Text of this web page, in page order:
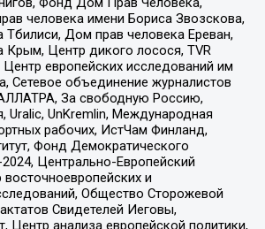
человека имени Бориса Звозскова,
Дом прав человека Ереван,
Крым, Центр дикого лосося, TVR
европейских исследований им
Сетевое объединение журналистов
За свободную Россию,
Uralic, UnKremlin, Международная
рабочих, ИстЧам Финланд,
Фонд Демократического
Центрально-Европейский
восточноевропейских и
Общество Сторожевой
Свидетелей Иеговы,
Центр анализа европейской политики,